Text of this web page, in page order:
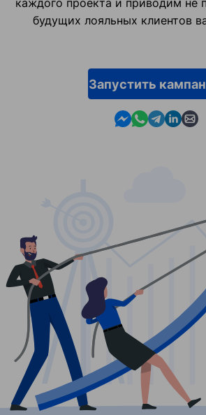
каждого проекта и приводим не
будущих лояльных клиентов
Запустить
Contact us in
Contact us in
Contact us